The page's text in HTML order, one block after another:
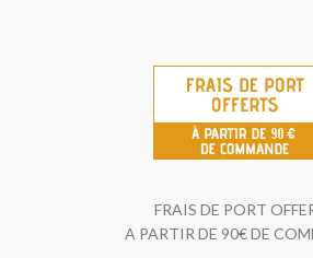
FRAIS DE PORT
A PARTIR DE 90€ DE